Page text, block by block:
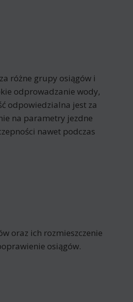
różne grupy osiągów i
odprowadzanie wody,
odpowiedzialna jest za
na parametry jezdne
nawet podczas
oraz ich rozmieszczenie
osiągów.